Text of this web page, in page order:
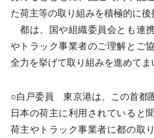
た荷主等の取り組みを積極的に後
都は、国や組織委員会とも連
やトラック事業者のご理解とご
全力を挙げて取り組みを進めてま
○白戸委員 東京港は、この首都
日本の荷主に利用されていると
荷主やトラック事業者に都の取